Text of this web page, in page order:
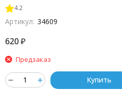
4.2
Артикул: 34609
620₽
Предзаказ
Купить